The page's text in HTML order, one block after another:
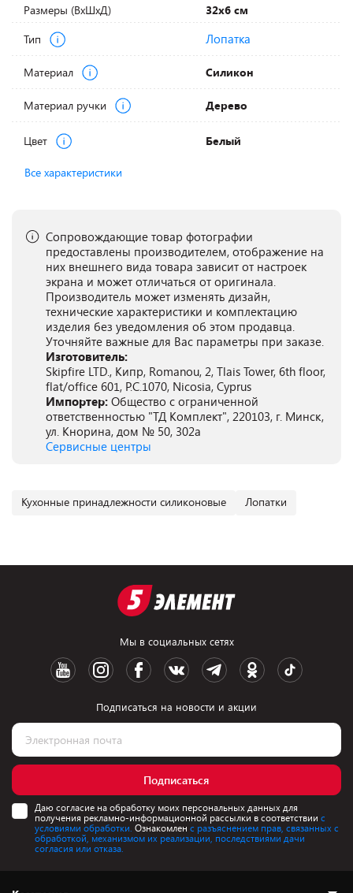
Размеры (ВхШхД)
32х6 см
Тип
Лопатка
Материал Силикон
Материал ручки Дерево
Цвет Белый
Все характеристики
Сопровождающие товар фотографии
предоставлены производителем, отображение на
них внешнего вида товара зависит от настроек
экрана и может отличаться от оригинала.
Производитель может изменять дизайн,
технические характеристики и комплектацию
изделия без уведомления об этом продавца.
Уточняйте важные для Вас параметры при заказе.
Изготовитель:
Skipfire LTD., Кипр, Romanou, 2, Tlais Tower, 6th floor,
flat/office 601, P.C.1070, Nicosia, Cyprus
Импортер: Общество с ограниченной
ответственностью "ТД Комплект", 220103, г. Минск,
ул. Кнорина, дом № 50, 302а
Сервисные центры
Кухонные принадлежности силиконовые Лопатки
Мы в социальных сетях
Подписаться на новости и акции
Подписаться
Даю согласие на обработку моих персональных данных для
получения рекламно-информационной рассылки в соответствии с
условиями обработки. Ознакомлен с разъяснением прав, связанных с
обработкой, механизмом их реализации, последствиями дачи
согласия или отказа.